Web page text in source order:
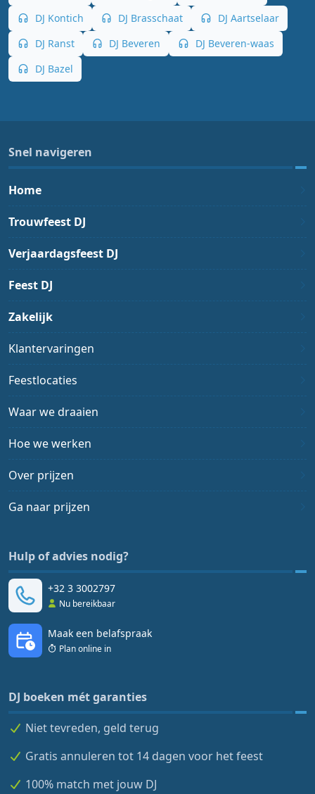
DJ Kontich
DJ Brasschaat
DJ Aartselaar
DJ Ranst
DJ Beveren
DJ Beveren-waas
DJ Bazel
Snel navigeren
Home
Trouwfeest DJ
Verjaardagsfeest DJ
Feest DJ
Zakelijk
Klantervaringen
Feestlocaties
Waar we draaien
Hoe we werken
Over prijzen
Ga naar prijzen
Hulp of advies nodig?
+32 3 3002797
Nu bereikbaar
Maak een belafspraak
Plan online in
DJ boeken mét garanties
Niet tevreden, geld terug
Gratis annuleren tot 14 dagen voor het feest
100% match met jouw DJ